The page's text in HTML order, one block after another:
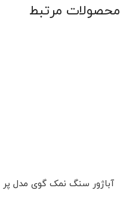
محصولات مرتبط
آباژور سنگ نمک گوی مدل پر